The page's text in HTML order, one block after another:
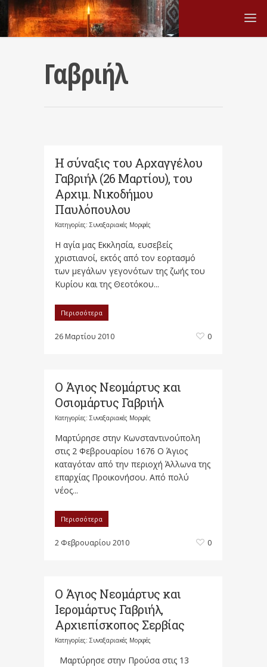
Γαβριήλ
Η σύναξις του Αρχαγγέλου
Γαβριήλ (26 Μαρτίου), του
Αρχιμ. Νικοδήμου
Παυλόπουλου
Κατηγορίες: Συναξαριακές Μορφές
Η αγία μας Εκκλησία, ευσεβείς
χριστιανοί, εκτός από τον εορτασμό
των μεγάλων γεγονότων της ζωής του
Κυρίου και της Θεοτόκου...
Περισσότερα
26 Μαρτίου 2010 0
Ο Άγιος Νεομάρτυς και
Οσιομάρτυς Γαβριήλ
Κατηγορίες: Συναξαριακές Μορφές
Μαρτύρησε στην Κωνσταντινούπολη
στις 2 Φεβρουαρίου 1676 Ο Άγιος
καταγόταν από την περιοχή Άλλωνα της
επαρχίας Προικονήσου. Από πολύ
νέος...
Περισσότερα
2 Φεβρουαρίου 2010 0
Ο Άγιος Νεομάρτυς και
Ιερομάρτυς Γαβριήλ,
Αρχιεπίσκοπος Σερβίας
Κατηγορίες: Συναξαριακές Μορφές
Μαρτύρησε στην Προύσα στις 13